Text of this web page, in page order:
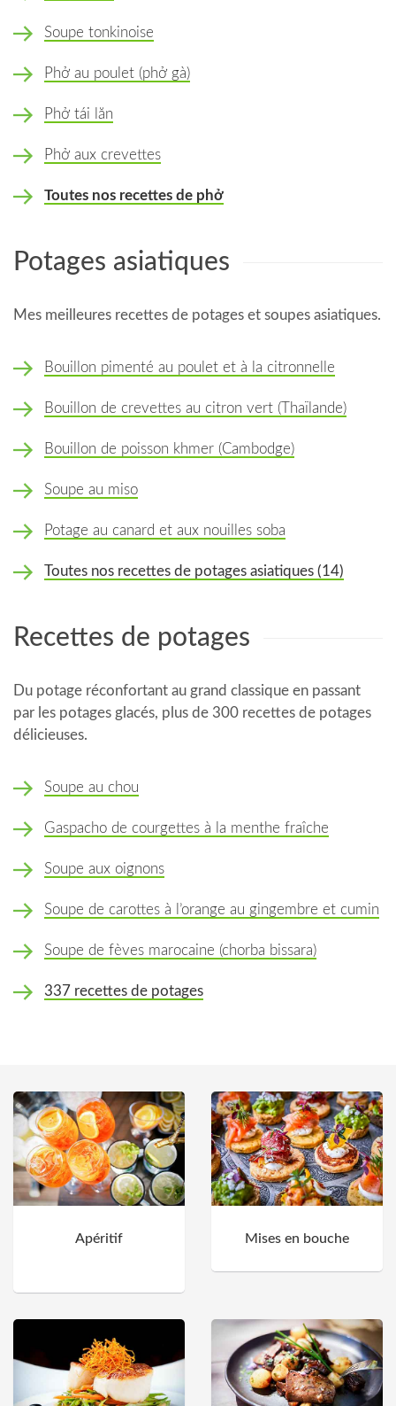
Soupe tonkinoise
Phở au poulet (phở gà)
Phở tái lăn
Phở aux crevettes
Toutes nos recettes de phở
Potages asiatiques
Mes meilleures recettes de potages et soupes asiatiques.
Bouillon pimenté au poulet et à la citronnelle
Bouillon de crevettes au citron vert (Thaïlande)
Bouillon de poisson khmer (Cambodge)
Soupe au miso
Potage au canard et aux nouilles soba
Toutes nos recettes de potages asiatiques (14)
Recettes de potages
Du potage réconfortant au grand classique en passant
par les potages glacés, plus de 300 recettes de potages
délicieuses.
Soupe au chou
Gaspacho de courgettes à la menthe fraîche
Soupe aux oignons
Soupe de carottes à l’orange au gingembre et cumin
Soupe de fèves marocaine (chorba bissara)
337 recettes de potages
Apéritif Mises en bouche